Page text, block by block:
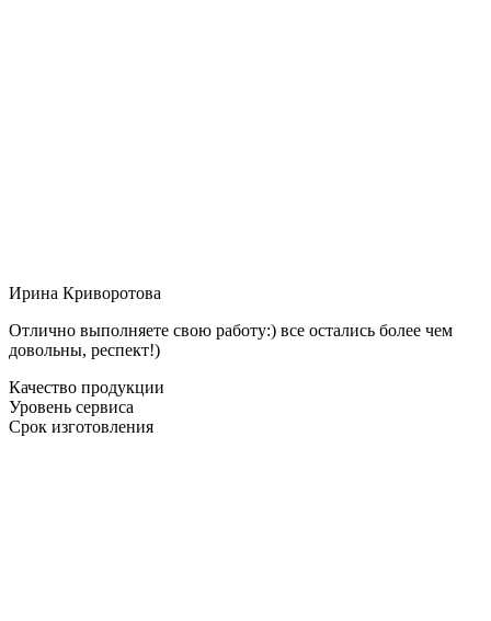
Ирина Криворотова
Отлично выполняете свою работу:) все остались более чем
довольны, респект!)
Качество продукции
Уровень сервиса
Срок изготовления